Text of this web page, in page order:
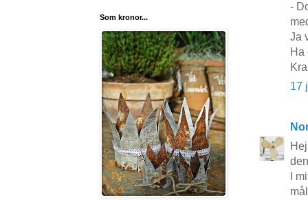
-
Ja
Ha
17
I
Som kronor...